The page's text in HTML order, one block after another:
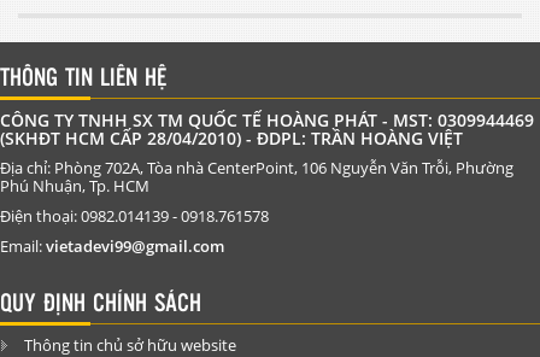
THÔNG TIN LIÊN HỆ
CÔNG TY TNHH SX TM QUỐC TẾ HOÀNG PHÁT - MST: 0309944469
(SKHĐT HCM CẤP 28/04/2010) - ĐDPL: TRẦN HOÀNG VIỆT
Địa chỉ: Phòng 702A, Tòa nhà CenterPoint, 106 Nguyễn Văn Trỗi, Phường
Phú Nhuận, Tp. HCM
Điện thoại: 0982.014139 - 0918.761578
Email:vietadevi99@gmail.com
QUY ĐỊNH CHÍNH SÁCH
Thông tin chủ sở hữu website